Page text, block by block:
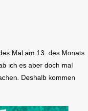
Mal am 13. des Monats
ich es aber doch mal
Deshalb kommen